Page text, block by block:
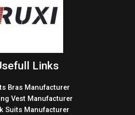
Links
Bras Manufacturer
Vest Manufacturer
Suits Manufacturer